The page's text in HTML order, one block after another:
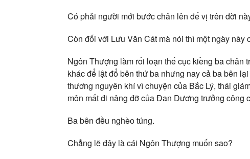
Có phải người mới bước chân lên đế vị trên đời
Còn đối với Lưu Văn Cát mà nói thì một ngày này
Ngôn Thượng làm rối loạn thế cục kiềng ba chân
khác để lật đổ bên thứ ba nhưng nay cả ba bên
thương nguyên khí vì chuyện của Bắc Lý, thái
môn mất đi nâng đỡ của Đan Dương trưởng công
Ba bên đều nghèo túng.
Chẳng lẽ đây là cái Ngôn Thượng muốn sao?